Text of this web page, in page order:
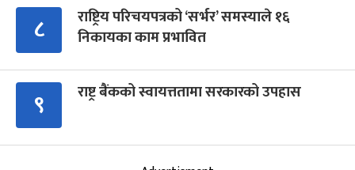
८
राष्ट्रिय परिचयपत्रको ‘सर्भर’ समस्याले १६
निकायका काम प्रभावित
९ राष्ट्र बैंकको स्वायत्ततामा सरकारको उपहास